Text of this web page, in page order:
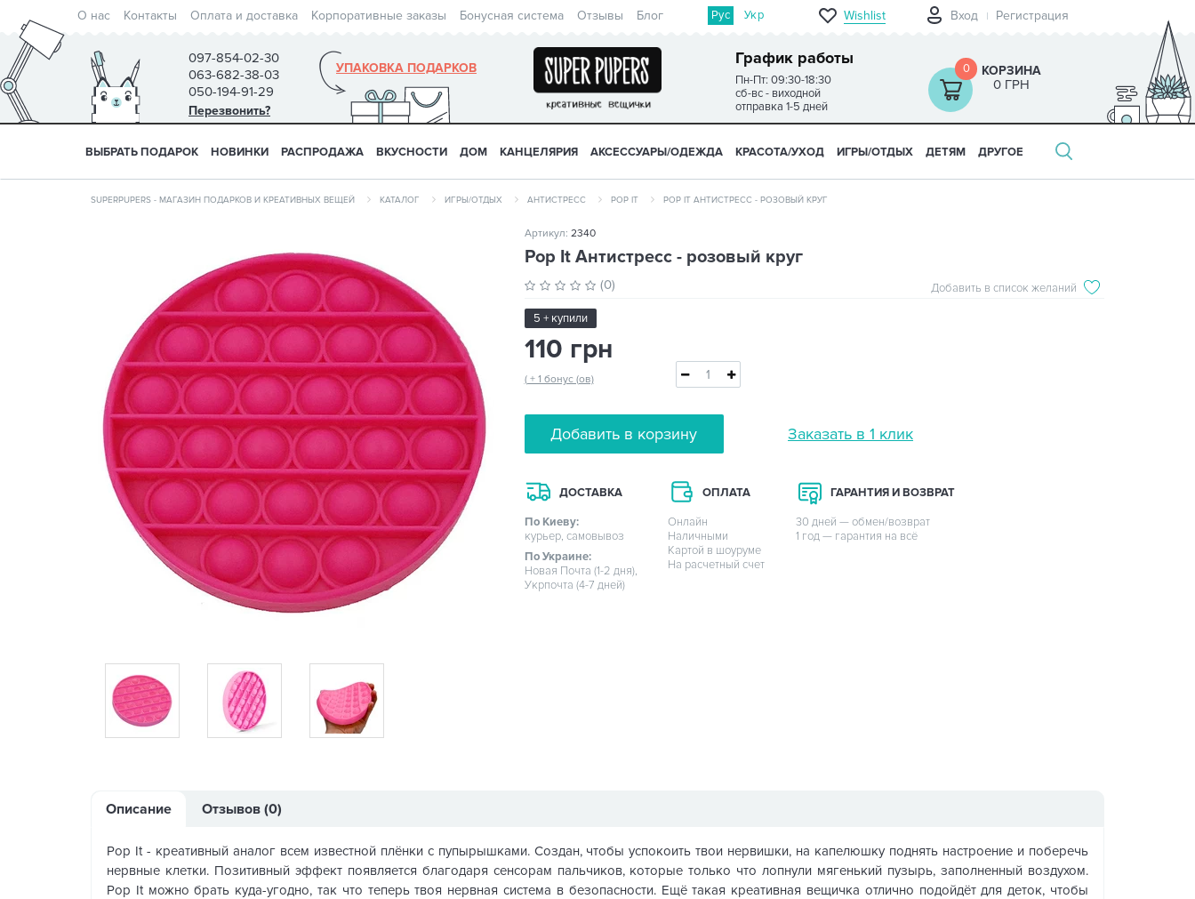
О нас Контакты Оплата и доставка Корпоративные заказы Бонусная система Отзывы Блог Рус Укр Wishlist Вход Регистрация
097-854-02-30
063-682-38-03
050-194-91-29
Перезвонить?
График работы
Пн-Пт: 09:30-18:30
сб-вс - виходной
отправка 1-5 дней
УПАКОВКА ПОДАРКОВ 0 КОРЗИНА
0 ГРН
ВЫБРАТЬ ПОДАРОК НОВИНКИ РАСПРОДАЖА ВКУСНОСТИ ДОМ КАНЦЕЛЯРИЯ АКСЕССУАРЫ/ОДЕЖДА КРАСОТА/УХОД ИГРЫ/ОТДЫХ ДЕТЯМ ДРУГОЕ
SUPERPUPERS - МАГАЗИН ПОДАРКОВ И КРЕАТИВНЫХ ВЕЩЕЙ КАТАЛОГ ИГРЫ/ОТДЫХ АНТИСТРЕСС POP IT POP IT АНТИСТРЕСС - РОЗОВЫЙ КРУГ
Артикул: 2340
Pop It Антистресс - розовый круг
(0) Добавить в список желаний
5 + купили
110 грн
( + 1 бонус (ов)
Добавить в корзину Заказать в 1 клик
ДОСТАВКА
По Киеву:
курьер, самовывоз
По Украине:
Новая Почта (1-2 дня),
Укрпочта (4-7 дней)
ОПЛАТА
Онлайн
Наличными
Картой в шоуруме
На расчетный счет
ГАРАНТИЯ И ВОЗВРАТ
30 дней — обмен/возврат
1 год — гарантия на всё
Описание Отзывов (0)
Pop It - креативный аналог всем известной плёнки с пупырышками. Создан, чтобы успокоить твои нервишки, на капелюшку поднять настроение и поберечь
нервные клетки. Позитивный эффект появляется благодаря сенсорам пальчиков, которые только что лопнули мягенький пузырь, заполненный воздухом.
Pop It можно брать куда-угодно, так что теперь твоя нервная система в безопасности. Ещё такая креативная вещичка отлично подойдёт для деток, чтобы